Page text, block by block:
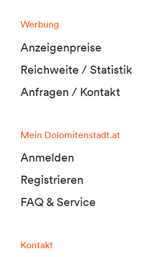
Werbung
Anzeigenpreise
Reichweite / Statistik
Anfragen / Kontakt
Mein Dolomitenstadt.at
Anmelden
Registrieren
FAQ & Service
Kontakt